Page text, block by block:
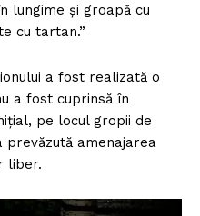
lungime și groapă cu
cu tartan.”
a fost realizată o
a fost cuprinsă în
pe locul gropii de
amenajarea
liber.